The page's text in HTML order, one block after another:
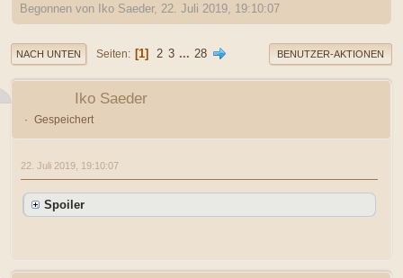
Begonnen von Iko Saeder, 22. Juli 2019, 19:10:07
NACH UNTEN Seiten 1 2 3 ... 28 BENUTZER-AKTIONEN
Iko Saeder
Gespeichert
22. Juli 2019, 19:10:07
Spoiler